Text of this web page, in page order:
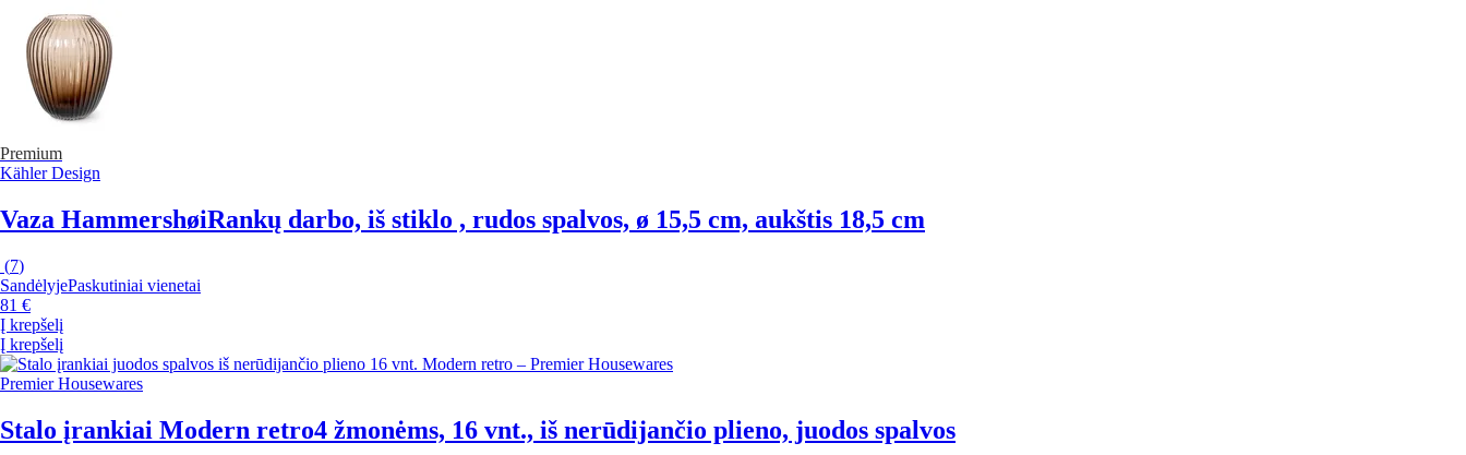
Premium
Kähler Design
Vaza HammershøiRankų darbo, iš stiklo , rudos spalvos, ø 15,5 cm, aukštis 18,5 cm
(7)
SandėlyjePaskutiniai vienetai
81 €
Į krepšelį
Į krepšelį
Premier Housewares
Stalo įrankiai Modern retro4 žmonėms, 16 vnt., iš nerūdijančio plieno, juodos spalvos